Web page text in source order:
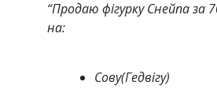
“Продаю фігурку Снейпа за
на:
Сову(Гедвігу)